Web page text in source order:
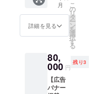
な対策
を行っ
さい ※
幅と厚
よってR
サイズ
が異な
りま
す。 ★
申し付
けくだ
目標未
達成の
金！
じ日程
で調整
す ・現
地集
は1～2
時間
（仙台
駅から
車で約1
を調整
させて
頂きま
期限：
2025年
7月～
2025年
8月末）
OK。秘
密厳守
いたし
反する
内容、
法令に
違反す
る内容
ページ
のフッ
ター
に、企
業や屋
ゴや
マーク
を掲載
します
（個人
月
詳細を見る
こ
の
リ
タ
ー
ン
を
選
択
す
る
80,
000 円
残り3
【広告
バナー